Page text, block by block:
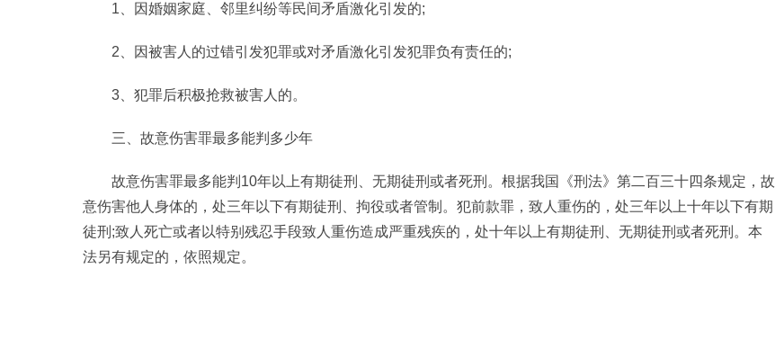
1、因婚姻家庭、邻里纠纷等民间矛盾激化引发的;
2、因被害人的过错引发犯罪或对矛盾激化引发犯罪负有责任的;
3、犯罪后积极抢救被害人的。
三、故意伤害罪最多能判多少年
故意伤害罪最多能判10年以上有期徒刑、无期徒刑或者死刑。根据我国《刑法》第二百三十四条规定，故
意伤害他人身体的，处三年以下有期徒刑、拘役或者管制。犯前款罪，致人重伤的，处三年以上十年以下有期
徒刑;致人死亡或者以特别残忍手段致人重伤造成严重残疾的，处十年以上有期徒刑、无期徒刑或者死刑。本
法另有规定的，依照规定。